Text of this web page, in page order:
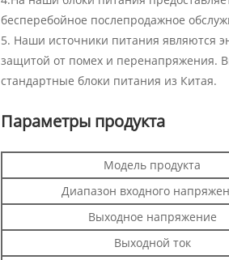
бесперебойное послепродажное
5. Наши источники питания являются
защитой от помех и перенапряжения.
стандартные блоки питания из Китая.
Параметры продукта
Модель продукта
Диапазон входного
Выходное напряжение
Выходной ток